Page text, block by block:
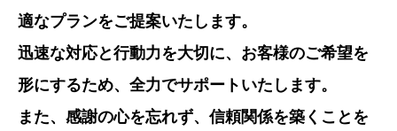
適なプランをご提案いたします。
迅速な対応と行動力を大切に、お客様のご希望を
形にするため、全力でサポートいたします。
また、感謝の心を忘れず、信頼関係を築くことを